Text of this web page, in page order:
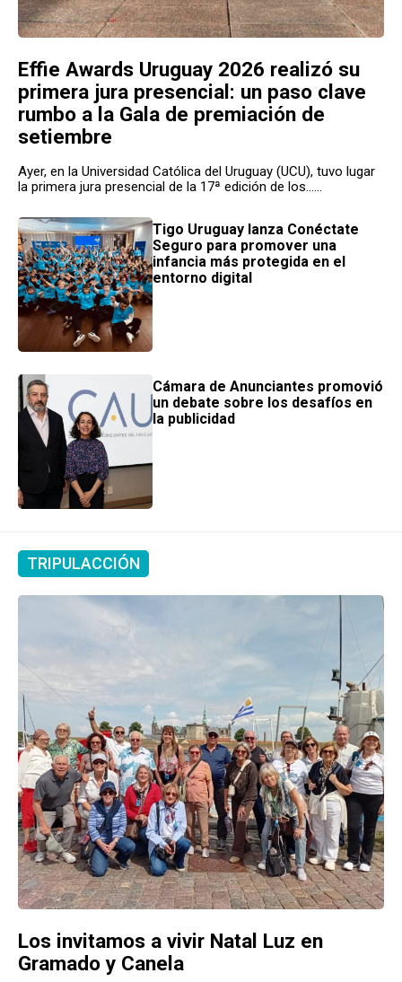
Effie Awards Uruguay 2026 realizó su
primera jura presencial: un paso clave
rumbo a la Gala de premiación de
setiembre
Ayer, en la Universidad Católica del Uruguay (UCU), tuvo lugar
la primera jura presencial de la 17ª edición de los......
Tigo Uruguay lanza Conéctate
Seguro para promover una
infancia más protegida en el
entorno digital
Cámara de Anunciantes promovió
un debate sobre los desafíos en
la publicidad
TRIPULACCIÓN
Los invitamos a vivir Natal Luz en
Gramado y Canela